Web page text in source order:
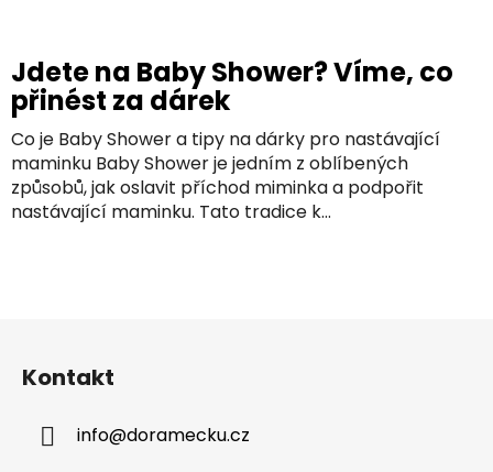
Jdete na Baby Shower? Víme, co
přinést za dárek
Co je Baby Shower a tipy na dárky pro nastávající
maminku Baby Shower je jedním z oblíbených
způsobů, jak oslavit příchod miminka a podpořit
nastávající maminku. Tato tradice k...
Kontakt
info@doramecku.cz